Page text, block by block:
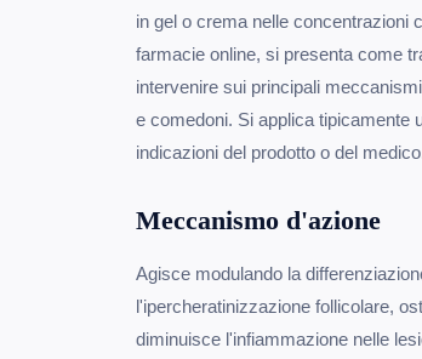
in gel o crema nelle concentrazioni
farmacie online, si presenta come
intervenire sui principali
e comedoni. Si applica tipicamente
indicazioni del prodotto o del
Meccanismo d'azione
Agisce modulando la
l'ipercheratinizzazione follicolare,
diminuisce l'infiammazione nelle